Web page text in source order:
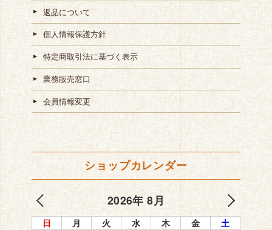
返品について
個人情報保護方針
特定商取引法に基づく表示
業務販売窓口
会員情報変更
ショップカレンダー
2026年 8月
日 月 火 水 木 金 土